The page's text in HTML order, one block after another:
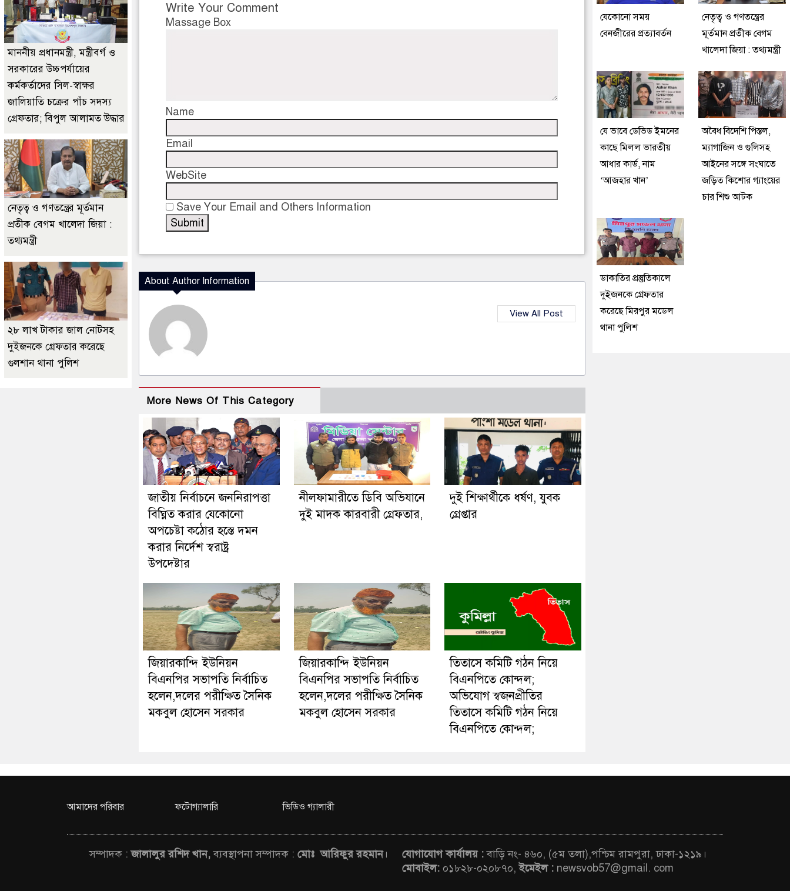
Write Your Comment
Massage Box
Name
Email
WebSite
Save Your Email and Others Information
About Author Information
View All Post
More News Of This Category
জাতীয় নির্বাচনে জননিরাপত্তা
বিঘ্নিত করার যেকোনো
অপচেষ্টা কঠোর হস্তে দমন
করার নির্দেশ স্বরাষ্ট্র
উপদেষ্টার
নীলফামারীতে ডিবি অভিযানে
দুই মাদক কারবারী গ্রেফতার,
দুই শিক্ষার্থীকে ধর্ষণ, যুবক
গ্রেপ্তার
জিয়ারকান্দি ইউনিয়ন
বিএনপির সভাপতি নির্বাচিত
হলেন,দলের পরীক্ষিত সৈনিক
মকবুল হোসেন সরকার
জিয়ারকান্দি ইউনিয়ন
বিএনপির সভাপতি নির্বাচিত
হলেন,দলের পরীক্ষিত সৈনিক
মকবুল হোসেন সরকার
তিতাসে কমিটি গঠন নিয়ে
বিএনপিতে কোন্দল;
অভিযোগ স্বজনপ্রীতির
তিতাসে কমিটি গঠন নিয়ে
বিএনপিতে কোন্দল;
মাননীয় প্রধানমন্ত্রী, মন্ত্রীবর্গ ও
সরকারের উচ্চপর্যায়ের
কর্মকর্তাদের সিল-স্বাক্ষর
জালিয়াতি চক্রের পাঁচ সদস্য
গ্রেফতার; বিপুল আলামত উদ্ধার
নেতৃত্ব ও গণতন্ত্রের মূর্তমান
প্রতীক বেগম খালেদা জিয়া :
তথ্যমন্ত্রী
২৮ লাখ টাকার জাল নোটসহ
দুইজনকে গ্রেফতার করেছে
গুলশান থানা পুলিশ
যেকোনো সময়
বেনজীরের প্রত্যাবর্তন
নেতৃত্ব ও গণতন্ত্রের
মূর্তমান প্রতীক বেগম
খালেদা জিয়া : তথ্যমন্ত্রী
যে ভাবে ডেভিড ইমনের
কাছে মিলল ভারতীয়
আধার কার্ড, নাম
‘আজহার খান’
অবৈধ বিদেশি পিস্তল,
ম্যাগাজিন ও গুলিসহ
আইনের সঙ্গে সংঘাতে
জড়িত কিশোর গ্যাংয়ের
চার শিশু আটক
ডাকাতির প্রস্তুতিকালে
দুইজনকে গ্রেফতার
করেছে মিরপুর মডেল
থানা পুলিশ
আমাদের পরিবার ফটোগ্যালারি ভিডিও গ্যালারী
সম্পাদক :জালালুর রশিদ খান,ব্যবস্থাপনা সম্পাদক : মোঃ আরিফুর রহমান। যোগাযোগ কার্যালয় :বাড়ি নং- ৪৬০, (৫ম তলা),পশ্চিম রামপুরা, ঢাকা-১২১৯।
মোবাইল: ০১৮২৮-০২০৮৭০,ইমেইল : newsvob57@gmail. com